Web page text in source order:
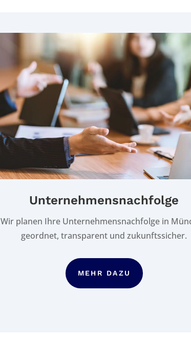
Unternehmensnachfolge
Wir planen Ihre Unternehmensnachfolge in
geordnet, transparent und zukunftssicher.
MEHR DAZU